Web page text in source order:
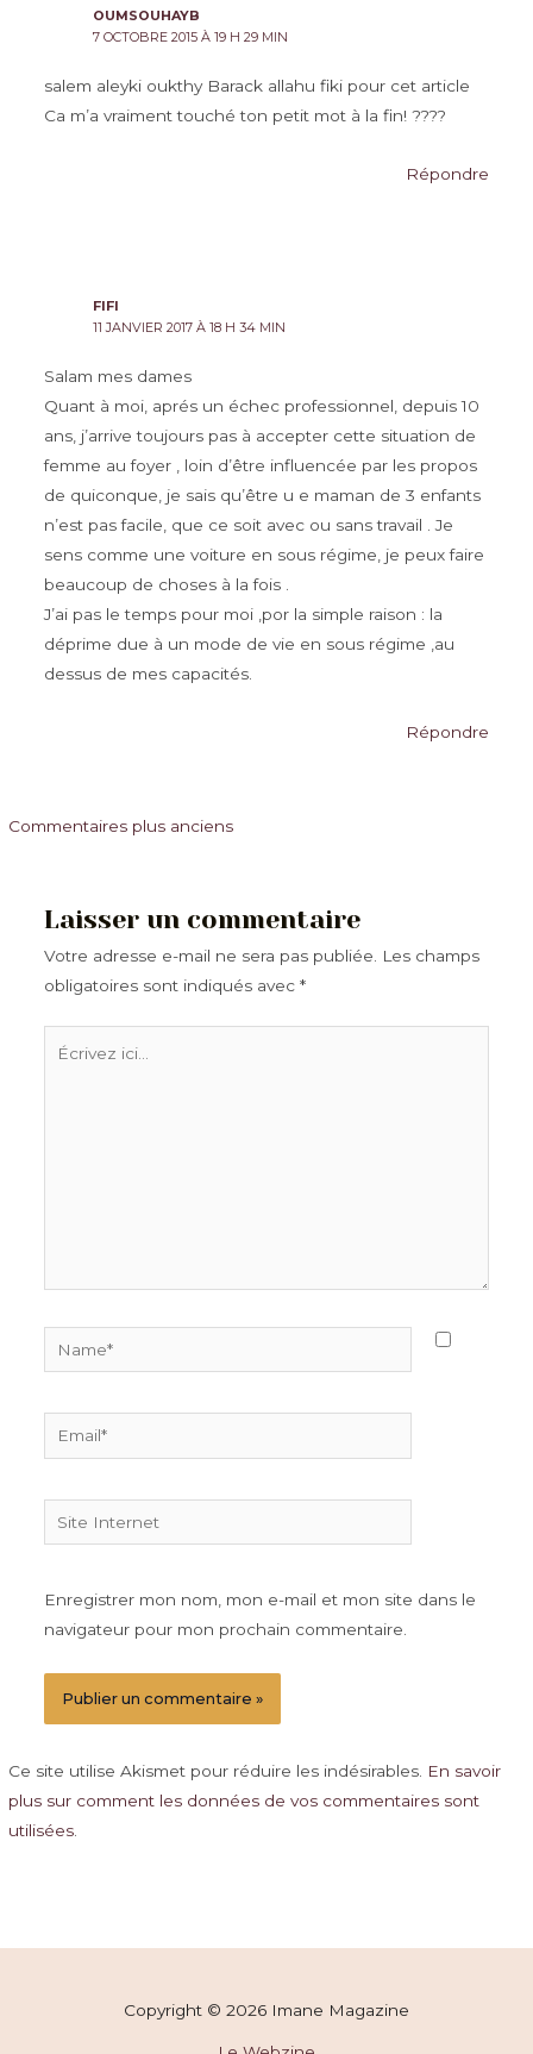
OUMSOUHAYB
7 OCTOBRE 2015 À 19 H 29 MIN
salem aleyki oukthy Barack allahu fiki pour cet article
Ca m’a vraiment touché ton petit mot à la fin! ????
Répondre
FIFI
11 JANVIER 2017 À 18 H 34 MIN
Salam mes dames
Quant à moi, aprés un échec professionnel, depuis 10
ans, j’arrive toujours pas à accepter cette situation de
femme au foyer , loin d’être influencée par les propos
de quiconque, je sais qu’être u e maman de 3 enfants
n’est pas facile, que ce soit avec ou sans travail . Je
sens comme une voiture en sous régime, je peux faire
beaucoup de choses à la fois .
J’ai pas le temps pour moi ,por la simple raison : la
déprime due à un mode de vie en sous régime ,au
dessus de mes capacités.
Répondre
Commentaires
récents
Commentaires plus anciens
Laisser un commentaire
Votre adresse e-mail ne sera pas publiée.
Les champs
obligatoires sont indiqués avec *
Site
Internet
Enregistrer mon nom, mon e-mail et mon site dans le
navigateur pour mon prochain commentaire.
Ce site utilise Akismet pour réduire les indésirables. En savoir
plus sur comment les données de vos commentaires sont
utilisées.
Copyright © 2026 Imane Magazine